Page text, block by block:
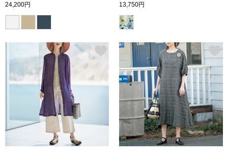
【特集】食彩倶楽部
タンクトップ
トレーナー／
セーター
カーディガン
24,200円
13,750円